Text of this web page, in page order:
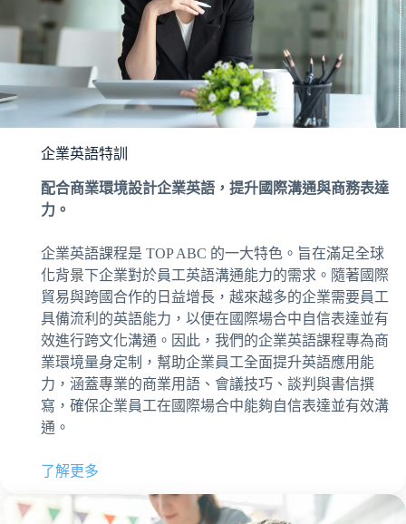
企業英語特訓
配合商業環境設計企業英語，提升國際溝通與商務表達
力。
企業英語課程是 TOP ABC 的一大特色。旨在滿足全球
化背景下企業對於員工英語溝通能力的需求。隨著國際
貿易與跨國合作的日益增長，越來越多的企業需要員工
具備流利的英語能力，以便在國際場合中自信表達並有
效進行跨文化溝通。因此，我們的企業英語課程專為商
業環境量身定制，幫助企業員工全面提升英語應用能
力，涵蓋專業的商業用語、會議技巧、談判與書信撰
寫，確保企業員工在國際場合中能夠自信表達並有效溝
通。
了解更多